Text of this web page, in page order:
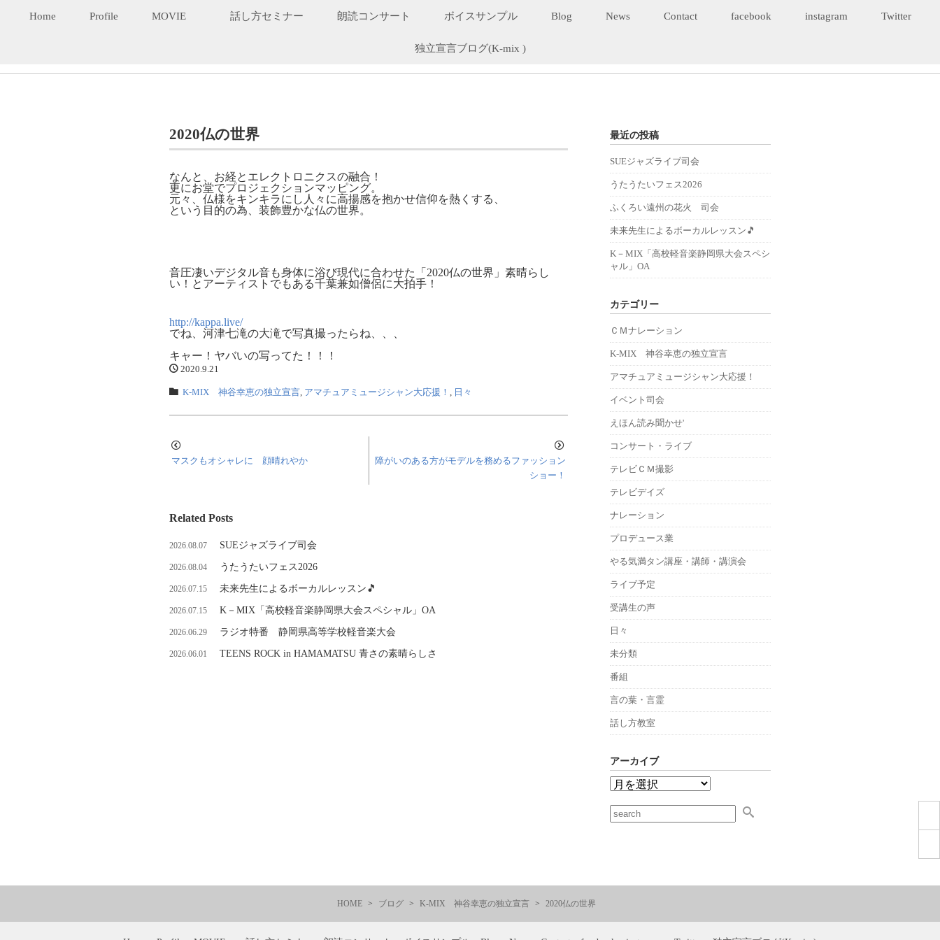
Home Profile MOVIE 話し方セミナー 朗読コンサート ボイスサンプル Blog News Contact facebook instagram Twitter
独立宣言ブログ(K-mix )
2020仏の世界
なんと、お経とエレクトロニクスの融合！
更にお堂でプロジェクションマッピング。
元々、仏様をキンキラにし人々に高揚感を抱かせ信仰を熱くする、
という目的の為、装飾豊かな仏の世界。
音圧凄いデジタル音も身体に浴び現代に合わせた「2020仏の世界」素晴らし
い！とアーティストでもある千葉兼如僧侶に大拍手！
http://kappa.live/
でね、河津七滝の大滝で写真撮ったらね、、、
キャー！ヤバいの写ってた！！！
2020.9.21
K-MIX 神谷幸恵の独立宣言, アマチュアミュージシャン大応援！ , 日々
マスクもオシャレに 顔晴れやか
障がいのある方がモデルを務めるファッション
ショー！
Related Posts
2026.08.07 SUEジャズライブ司会
2026.08.04 うたうたいフェス2026
2026.07.15 未来先生によるボーカルレッスン🎵
2026.07.15 K－MIX「高校軽音楽静岡県大会スペシャル」OA
2026.06.29 ラジオ特番 静岡県高等学校軽音楽大会
2026.06.01 TEENS ROCK in HAMAMATSU 青さの素晴らしさ
最近の投稿
SUEジャズライブ司会
うたうたいフェス2026
ふくろい遠州の花火 司会
未来先生によるボーカルレッスン🎵
K－MIX「高校軽音楽静岡県大会スペシ
ャル」OA
カテゴリー
ＣＭナレーション
K-MIX 神谷幸恵の独立宣言
アマチュアミュージシャン大応援！
イベント司会
えほん読み聞かせ'
コンサート・ライブ
テレビＣＭ撮影
テレビデイズ
ナレーション
プロデュース業
やる気満タン講座・講師・講演会
ライブ予定
受講生の声
日々
未分類
番組
言の葉・言霊
話し方教室
アーカイブ
HOME ブログ K-MIX 神谷幸恵の独立宣言 2020仏の世界